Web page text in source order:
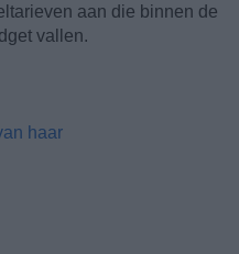
aan die binnen de
vallen.
haar